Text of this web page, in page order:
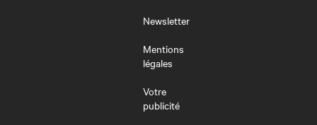
Newsletter
Mentions
légales
Votre
publicité